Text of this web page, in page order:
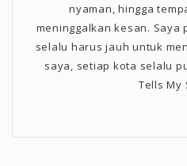
nyaman, hingga
meninggalkan kesan.
selalu harus jauh untuk
saya, setiap kota selalu
Tells My